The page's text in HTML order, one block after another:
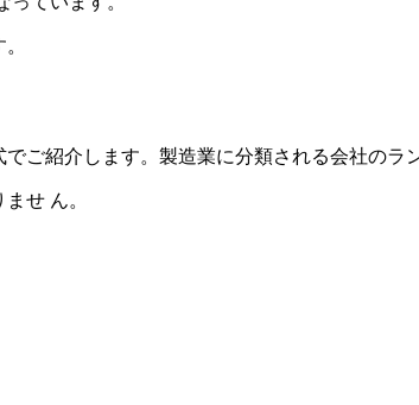
紹介します。製造業に分類される会社のラ
せ ん。